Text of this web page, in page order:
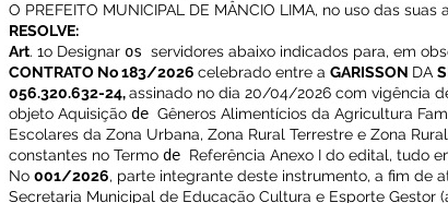
O PREFEITO MUNICIPAL DE MÂNCIO LIMA, no uso das
RESOLVE:
Art. 1o Designar os servidores abaixo indicados para, em
CONTRATO No 183/2026 celebrado entre a GARISSON DA
056.320.632-24,assinado no dia 20/04/2026 com vigência
objeto Aquisição de Gêneros Alimentícios da Agricultura
Escolares da Zona Urbana, Zona Rural Terrestre e Zona
constantes no Termo de Referência Anexo I do edital, tudo
No 001/2026, parte integrante deste instrumento, a fim de
Secretaria Municipal de Educação Cultura e Esporte Gestor